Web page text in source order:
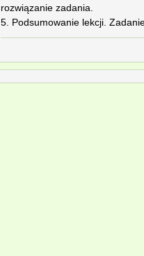
rozwiązanie zadania.
5. Podsumowanie lekcji.